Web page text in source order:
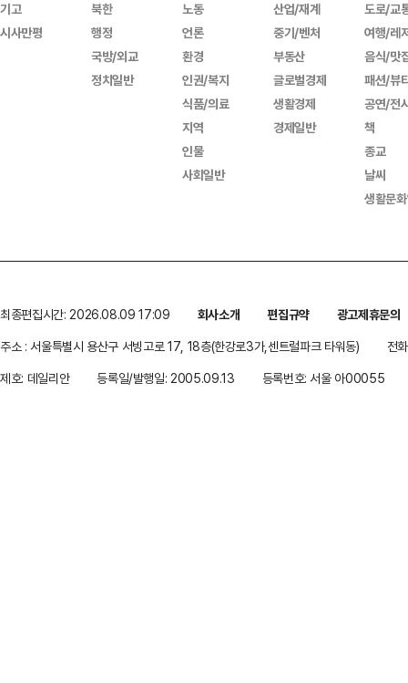
기고
시사만평
북한
행정
국방/외교
정치일반
노동
언론
환경
인권/복지
식품/의료
지역
인물
사회일반
산업/재계
중기/벤처
부동산
글로벌경제
생활경제
경제일반
도로/교
여행/레
음식/맛
패션/뷰
공연/전
책
종교
날씨
생활문
최종편집시간: 2026.08.09 17:09 회사소개 편집규약
광고제휴문의
주소 : 서울특별시 용산구 서빙고로 17, 18층(한강로3가,센트럴파크 타워동)
전
제호: 데일리안
등록일/발행일: 2005.09.13 등록번호: 서울 아00055